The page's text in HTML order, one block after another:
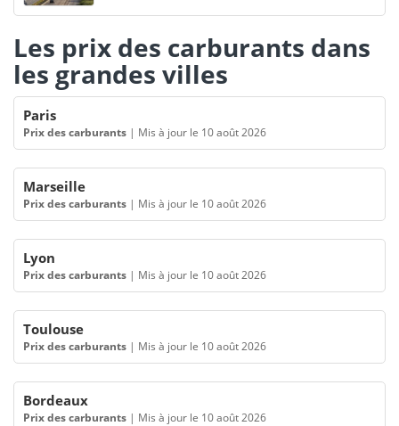
Les prix des carburants dans
les grandes villes
Paris
Prix des carburants | Mis à jour le 10 août 2026
Marseille
Prix des carburants | Mis à jour le 10 août 2026
Lyon
Prix des carburants | Mis à jour le 10 août 2026
Toulouse
Prix des carburants | Mis à jour le 10 août 2026
Bordeaux
Prix des carburants | Mis à jour le 10 août 2026